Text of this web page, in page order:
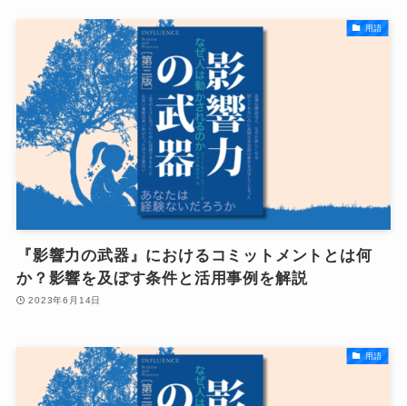
用語
『影響力の武器』におけるコミットメントとは何
か？影響を及ぼす条件と活用事例を解説
2023年6月14日
用語